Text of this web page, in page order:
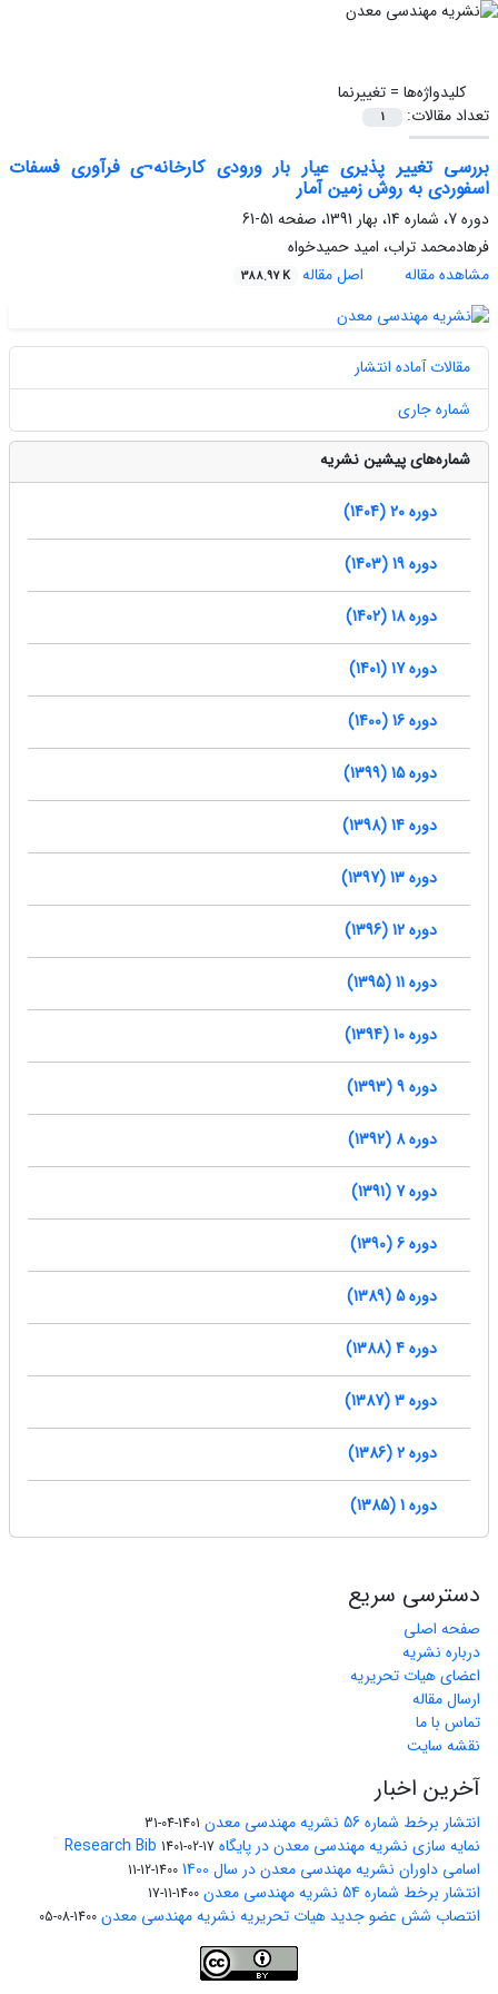
کلیدواژه‌ها =تغییرنما
تعداد مقالات:
1
بررسی تغییر پذیری عیار بار ورودی کارخانه¬ی فرآوری فسفات
اسفوردی به روش زمین آمار
دوره 7، شماره 14، بهار 1391، صفحه
51-61
فرهادمحمد تراب، امید حمیدخواه
مشاهده مقاله
اصل مقاله 388.97 K
مقالات آماده انتشار
شماره جاری
شماره‌های پیشین نشریه
دوره 20 (1404)
دوره 19 (1403)
دوره 18 (1402)
دوره 17 (1401)
دوره 16 (1400)
دوره 15 (1399)
دوره 14 (1398)
دوره 13 (1397)
دوره 12 (1396)
دوره 11 (1395)
دوره 10 (1394)
دوره 9 (1393)
دوره 8 (1392)
دوره 7 (1391)
دوره 6 (1390)
دوره 5 (1389)
دوره 4 (1388)
دوره 3 (1387)
دوره 2 (1386)
دوره 1 (1385)
دسترسی سریع
صفحه اصلی
درباره نشریه
اعضای هیات تحریریه
ارسال مقاله
تماس با ما
نقشه سایت
آخرین اخبار
انتشار برخط شماره 56 نشریه مهندسی معدن 1401-04-31
نمایه سازی نشریه مهندسی معدن در پایگاه Research Bib 1401-02-17
اسامی داوران نشریه مهندسی معدن در سال 1400 1400-12-11
انتشار برخط شماره 54 نشریه مهندسی معدن 1400-11-17
انتصاب شش عضو جدید هیات تحریریه نشریه مهندسی معدن 1400-08-05